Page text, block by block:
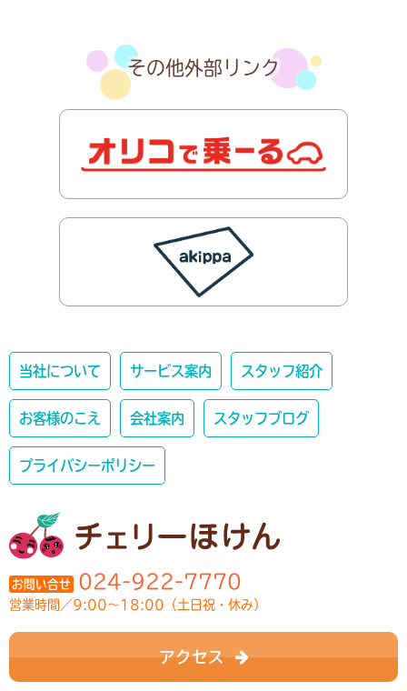
その他外部リンク
当社について サービス案内 スタッフ紹介
お客様のこえ 会社案内 スタッフブログ
プライバシーポリシー
お問い合せ 024-922-7770
営業時間／9:00～18:00（土日祝・休み）
アクセス